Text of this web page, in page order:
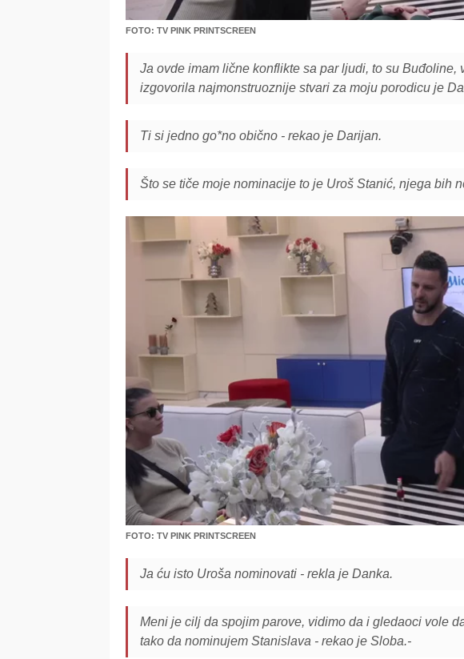
FOTO: TV PINK PRINTSCREEN
Ja ovde imam lične konflikte sa par ljudi, to su Buđoline,
izgovorila najmonstruoznije stvari za moju porodicu je
Ti si jedno go*no obično - rekao je Darijan.
Što se tiče moje nominacije to je Uroš Stanić, njega bih
FOTO: TV PINK PRINTSCREEN
Ja ću isto Uroša nominovati - rekla je Danka.
Meni je cilj da spojim parove, vidimo da i gledaoci vole
tako da nominujem Stanislava - rekao je Sloba.-